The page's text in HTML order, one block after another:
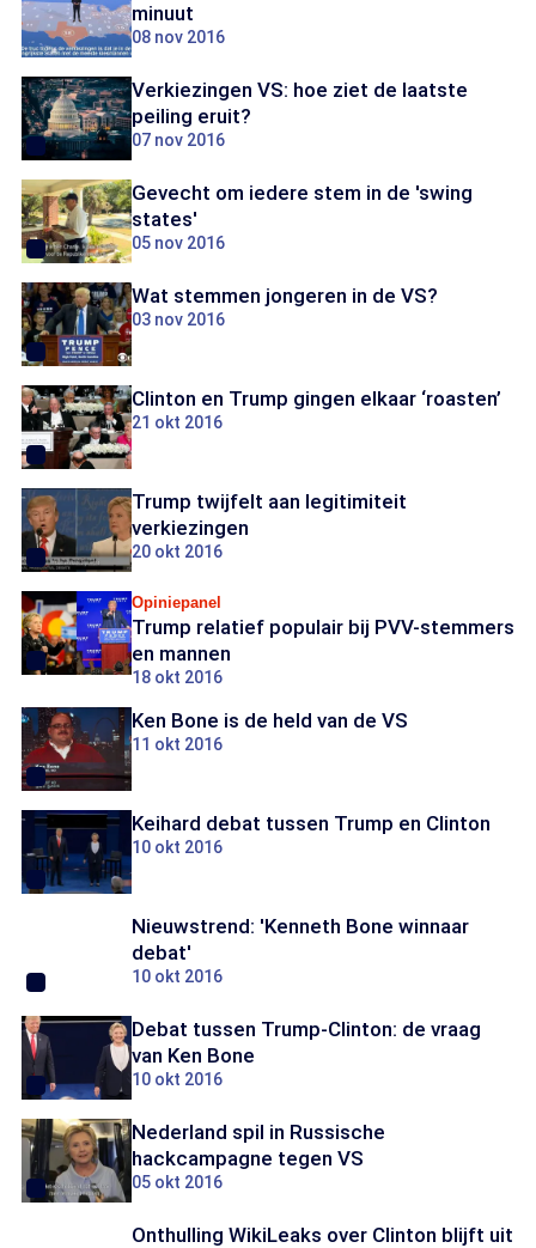
minuut
08 nov 2016
Verkiezingen VS: hoe ziet de laatste
peiling eruit?
07 nov 2016
Gevecht om iedere stem in de 'swing
states'
05 nov 2016
Wat stemmen jongeren in de VS?
03 nov 2016
Clinton en Trump gingen elkaar ‘roasten’
21 okt 2016
Trump twijfelt aan legitimiteit
verkiezingen
20 okt 2016
Opiniepanel
Trump relatief populair bij PVV-stemmers
en mannen
18 okt 2016
Ken Bone is de held van de VS
11 okt 2016
Keihard debat tussen Trump en Clinton
10 okt 2016
Nieuwstrend: 'Kenneth Bone winnaar
debat'
10 okt 2016
Debat tussen Trump-Clinton: de vraag
van Ken Bone
10 okt 2016
Nederland spil in Russische
hackcampagne tegen VS
05 okt 2016
Onthulling WikiLeaks over Clinton blijft uit